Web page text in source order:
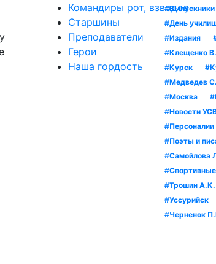
Командиры рот, взводов
Старшины
Преподаватели
Герои
Наша гордость
#Выпускники
#День
#Издания
#Клещенко
#Курск
#Медведев
#Москва
#Новости
#Персоналии
#Поэты и
#Самойлова
#Трошин А.К.
#Уссурийск
#Черненок